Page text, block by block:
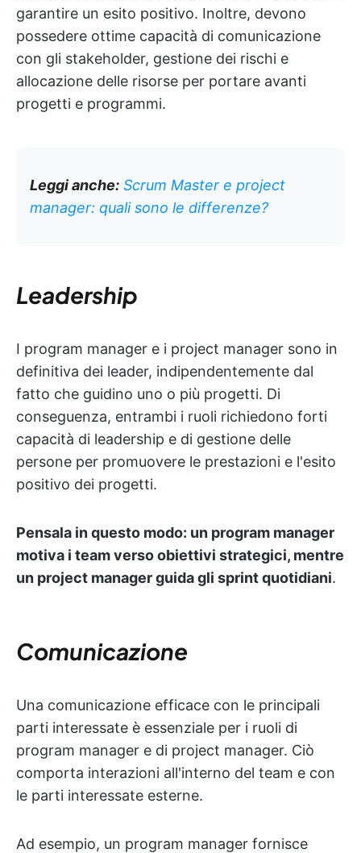
garantire un esito positivo. Inoltre, devono
possedere ottime capacità di comunicazione
con gli stakeholder, gestione dei rischi e
allocazione delle risorse per portare avanti
progetti e programmi.
Leggi anche: Scrum Master e project
manager: quali sono le differenze?
Leadership
I program manager e i project manager sono in
definitiva dei leader, indipendentemente dal
fatto che guidino uno o più progetti. Di
conseguenza, entrambi i ruoli richiedono forti
capacità di leadership e di gestione delle
persone per promuovere le prestazioni e l'esito
positivo dei progetti.
Pensala in questo modo: un program manager
motiva i team verso obiettivi strategici, mentre
un project manager guida gli sprint quotidiani.
Comunicazione
Una comunicazione efficace con le principali
parti interessate è essenziale per i ruoli di
program manager e di project manager. Ciò
comporta interazioni all'interno del team e con
le parti interessate esterne.
Ad esempio, un program manager fornisce